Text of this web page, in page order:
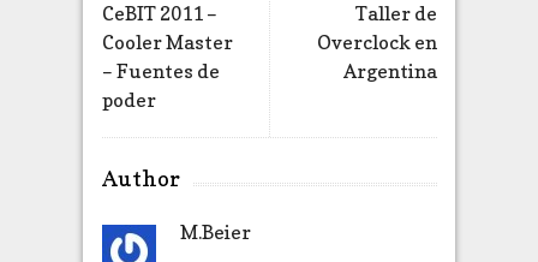
Taller de
Overclock en
Argentina
CeBIT 2011 –
Cooler Master
– Fuentes de
poder
Author
M.Beier